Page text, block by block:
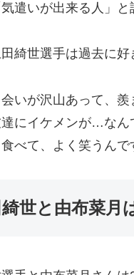
遣いが出来る人」と
綺世選手は過去に
いが沢山あって、羨
にイケメンが…なん
べて、よく笑うんで
世と由布菜月